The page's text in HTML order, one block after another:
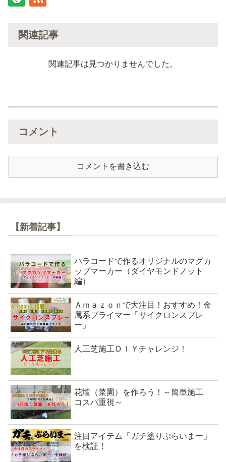
関連記事
関連記事は見つかりませんでした。
コメント
コメントを書き込む
【新着記事】
パラコードで作るオリジナルのマグカ
ップマーカー（ダイヤモンドノット
編）
Ａｍａｚｏｎで大注目！おすすめ！金
属系プライマー「サイクロンスプレ
ー」
人工芝施工ＤＩＹチャレンジ！
花壇（菜園）を作ろう！～簡単施工
コスパ重視～
注目アイテム「ガチ塗りぷらいまー」
を検証！